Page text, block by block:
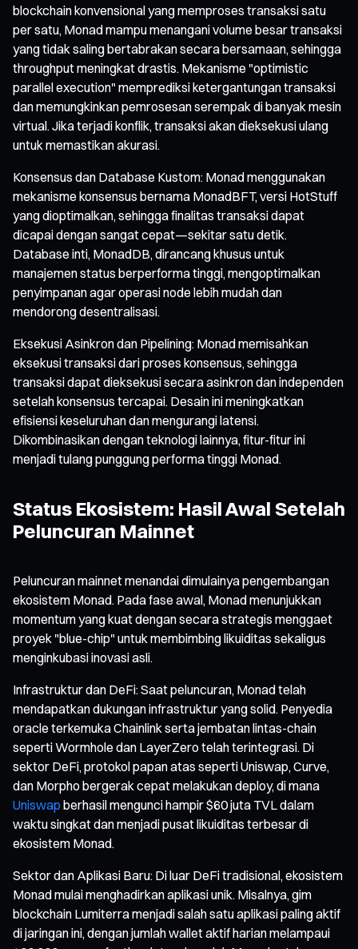
blockchain konvensional yang memproses transaksi satu
per satu, Monad mampu menangani volume besar transaksi
yang tidak saling bertabrakan secara bersamaan, sehingga
throughput meningkat drastis. Mekanisme "optimistic
parallel execution" memprediksi ketergantungan transaksi
dan memungkinkan pemrosesan serempak di banyak mesin
virtual. Jika terjadi konflik, transaksi akan dieksekusi ulang
untuk memastikan akurasi.
Konsensus dan Database Kustom: Monad menggunakan
mekanisme konsensus bernama MonadBFT, versi HotStuff
yang dioptimalkan, sehingga finalitas transaksi dapat
dicapai dengan sangat cepat—sekitar satu detik.
Database inti, MonadDB, dirancang khusus untuk
manajemen status berperforma tinggi, mengoptimalkan
penyimpanan agar operasi node lebih mudah dan
mendorong desentralisasi.
Eksekusi Asinkron dan Pipelining: Monad memisahkan
eksekusi transaksi dari proses konsensus, sehingga
transaksi dapat dieksekusi secara asinkron dan independen
setelah konsensus tercapai. Desain ini meningkatkan
efisiensi keseluruhan dan mengurangi latensi.
Dikombinasikan dengan teknologi lainnya, fitur-fitur ini
menjadi tulang punggung performa tinggi Monad.
Status Ekosistem: Hasil Awal Setelah
Peluncuran Mainnet
Peluncuran mainnet menandai dimulainya pengembangan
ekosistem Monad. Pada fase awal, Monad menunjukkan
momentum yang kuat dengan secara strategis menggaet
proyek "blue-chip" untuk membimbing likuiditas sekaligus
menginkubasi inovasi asli.
Infrastruktur dan DeFi: Saat peluncuran, Monad telah
mendapatkan dukungan infrastruktur yang solid. Penyedia
oracle terkemuka Chainlink serta jembatan lintas-chain
seperti Wormhole dan LayerZero telah terintegrasi. Di
sektor DeFi, protokol papan atas seperti Uniswap, Curve,
dan Morpho bergerak cepat melakukan deploy, di mana
Uniswap berhasil mengunci hampir $60 juta TVL dalam
waktu singkat dan menjadi pusat likuiditas terbesar di
ekosistem Monad.
Sektor dan Aplikasi Baru: Di luar DeFi tradisional, ekosistem
Monad mulai menghadirkan aplikasi unik. Misalnya, gim
blockchain Lumiterra menjadi salah satu aplikasi paling aktif
di jaringan ini, dengan jumlah wallet aktif harian melampaui